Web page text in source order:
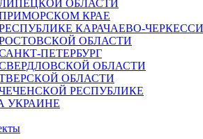
ЛИПЕЦКОЙ ОБЛАСТИ
ПРИМОРСКОМ КРАЕ
КАРАЧАЕВО-
РОСТОВСКОЙ ОБЛАСТИ
ПЕТЕРБУРГ
СВЕРДЛОВСКОЙ ОБЛАСТИ
ОБЛАСТИ
РЕСПУБЛИКЕ
УКРАИНЕ